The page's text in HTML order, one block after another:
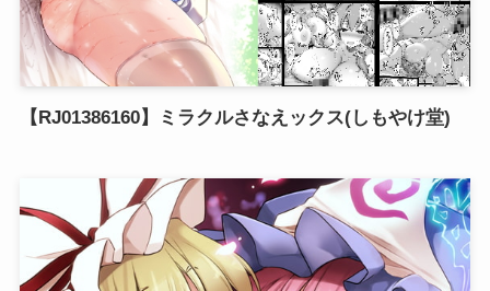
【RJ01386160】ミラクルさなえックス(しもやけ堂)